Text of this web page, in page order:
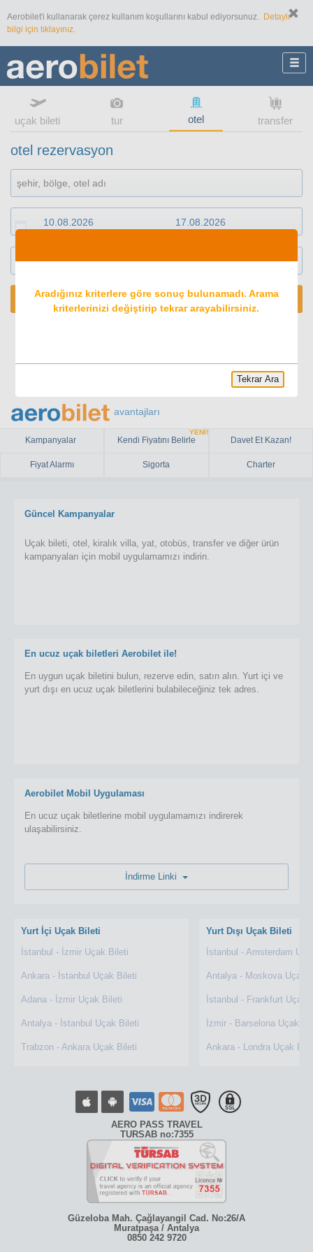
Aerobilet'i kullanarak çerez kullanım koşullarını kabul ediyorsunuz.
Detaylı
bilgi için tıklayınız.
uçak bileti tur otel transfer
otel rezervasyon
1 oda 2 konuk
ARA
avantajları
Kampanyalar Kendi Fiyatını Belirle
YENİ!
Davet Et Kazan!
Fiyat Alarmı Sigorta Charter
Güncel Kampanyalar
Uçak bileti, otel, kiralık villa, yat, otobüs, transfer ve diğer ürün
kampanyaları için mobil uygulamamızı indirin.
En ucuz uçak biletleri Aerobilet ile!
En uygun uçak biletini bulun, rezerve edin, satın alın. Yurt içi ve
yurt dışı en ucuz uçak biletlerini bulabileceğiniz tek adres.
Aerobilet Mobil Uygulaması
En ucuz uçak biletlerine mobil uygulamamızı indirerek
ulaşabilirsiniz.
Yurt İçi Uçak Bileti
İstanbul - İzmir Uçak Bileti
Ankara - İstanbul Uçak Bileti
Adana - İzmir Uçak Bileti
Antalya - İstanbul Uçak Bileti
Trabzon - Ankara Uçak Bileti
Yurt Dışı Uçak Bileti
İstanbul - Amsterdam
Antalya - Moskova Uçak
İstanbul - Frankfurt Uçak
İzmir - Barselona Uçak
Ankara - Londra Uçak
AERO PASS TRAVEL
TURSAB no:7355
Güzeloba Mah. Çağlayangil Cad. No:26/A
Muratpaşa / Antalya
0850 242 9720
Aradığınız kriterlere göre sonuç bulunamadı. Arama
kriterlerinizi değiştirip tekrar arayabilirsiniz.
Tekrar Ara